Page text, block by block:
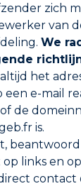
SPATEX
zich
van
We
het
een e-mail
de
is.
links en
contact